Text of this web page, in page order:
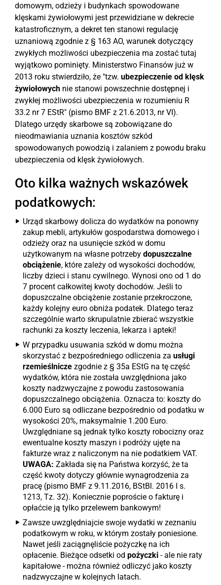
domowym, odzieży i budynkach spowodowane
klęskami żywiołowymi jest przewidziane w dekrecie
katastroficznym, a dekret ten stanowi regulację
uznaniową zgodnie z § 163 AO, warunek dotyczący
zwykłych możliwości ubezpieczenia ma zostać tutaj
wyjątkowo pominięty. Ministerstwo Finansów już w
2013 roku stwierdziło, że "tzw. ubezpieczenie od klęsk
żywiołowych nie stanowi powszechnie dostępnej i
zwykłej możliwości ubezpieczenia w rozumieniu R
33.2 nr 7 EStR" (pismo BMF z 21.6.2013, nr VI).
Dlatego urzędy skarbowe są zobowiązane do
nieodmawiania uznania kosztów szkód
spowodowanych powodzią i zalaniem z powodu braku
ubezpieczenia od klęsk żywiołowych.
Oto kilka ważnych wskazówek
podatkowych:
Urząd skarbowy dolicza do wydatków na ponowny
zakup mebli, artykułów gospodarstwa domowego i
odzieży oraz na usunięcie szkód w domu
użytkowanym na własne potrzeby dopuszczalne
obciążenie, które zależy od wysokości dochodów,
liczby dzieci i stanu cywilnego. Wynosi ono od 1 do
7 procent całkowitej kwoty dochodów. Jeśli to
dopuszczalne obciążenie zostanie przekroczone,
każdy kolejny euro obniża podatek. Dlatego teraz
szczególnie warto skrupulatnie zbierać wszystkie
rachunki za koszty leczenia, lekarza i apteki!
W przypadku usuwania szkód w domu można
skorzystać z bezpośredniego odliczenia za usługi
rzemieślnicze zgodnie z § 35a EStG na tę część
wydatków, która nie została uwzględniona jako
koszty nadzwyczajne z powodu zastosowania
dopuszczalnego obciążenia. Oznacza to: koszty do
6.000 Euro są odliczane bezpośrednio od podatku w
wysokości 20%, maksymalnie 1.200 Euro.
Uwzględniane są jednak tylko koszty robocizny oraz
ewentualne koszty maszyn i podróży ujęte na
fakturze wraz z naliczonym na nie podatkiem VAT.
UWAGA: Zakłada się na Państwa korzyść, że ta
część kwoty dotyczy głównie wynagrodzenia za
pracę (pismo BMF z 9.11.2016, BStBl. 2016 I s.
1213, Tz. 32). Koniecznie poproście o fakturę i
opłaćcie ją tylko przelewem bankowym!
Zawsze uwzględniajcie swoje wydatki w zeznaniu
podatkowym w roku, w którym zostały poniesione.
Nawet jeśli zaciągnęliście pożyczkę na ich
opłacenie. Bieżące odsetki od pożyczki - ale nie raty
kapitałowe - można również odliczyć jako koszty
nadzwyczajne w kolejnych latach.